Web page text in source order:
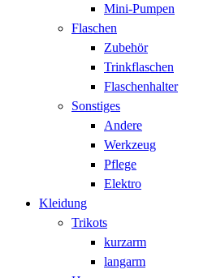
Mini-Pumpen
Flaschen
Zubehör
Trinkflaschen
Flaschenhalter
Sonstiges
Andere
Werkzeug
Pflege
Elektro
Kleidung
Trikots
kurzarm
langarm